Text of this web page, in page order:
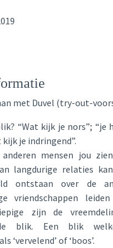
met Duvel (try-out-
“Wat kijk je nors”; “je
je indringend”.
mensen jou
langdurige relaties
ontstaan over de
vriendschappen
zijn de
blik. Een blik
‘vervelend’ of ‘boos’.